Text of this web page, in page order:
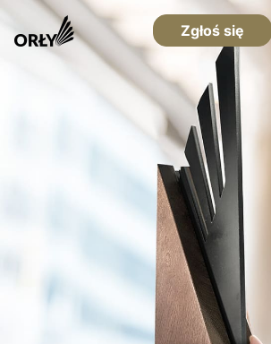
Zgłoś się